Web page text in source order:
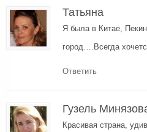
Татьяна
Я была в Китае,
город….Всегда
Ответить
Гузель
Красивая страна,